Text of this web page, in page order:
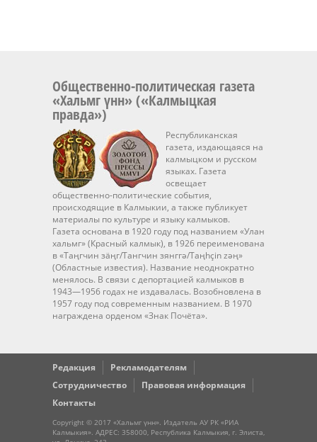
Общественно-политическая газета
«Хальмг үнн» («Калмыцкая
правда»)
Республиканская
газета, издающаяся на
калмыцком и русском
языках. Газета
освещает
общественно-политические события,
происходящие в Калмыкии, а также публикует
материалы по культуре и языку калмыков.
Газета основана в 1920 году под названием «Улан
хальмг» (Красный калмык), в 1926 переименована
в «Таңгчин зäңг/Тангчин зянггә/Taңhçin zәң»
(Областные известия). Название неоднократно
менялось. В связи с депортацией калмыков в
1943—1956 годах не издавалась. Возобновлена в
1957 году под современным названием. В 1970
награждена орденом «Знак Почёта».
Редакция
Рекламодателям
Сотрудничество
Правовая информация
Контакты
Copyright © 2017 «Хальмг үнн». Издатель АУ РК «РИА
Калмыкия». АДРЕС: 358000, Республика Калмыкия, г. Элиста,